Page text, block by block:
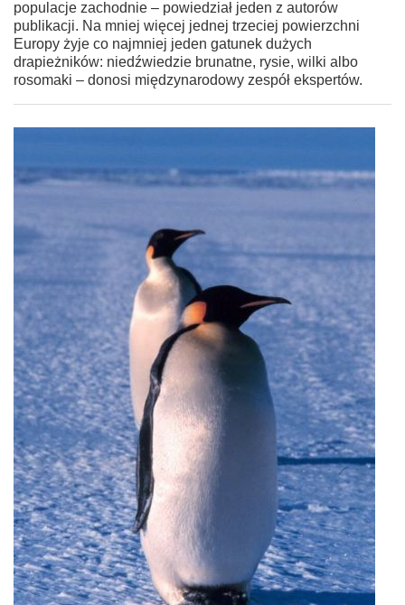
populacje zachodnie – powiedział jeden z autorów
publikacji. Na mniej więcej jednej trzeciej powierzchni
Europy żyje co najmniej jeden gatunek dużych
drapieżników: niedźwiedzie brunatne, rysie, wilki albo
rosomaki – donosi międzynarodowy zespół ekspertów.